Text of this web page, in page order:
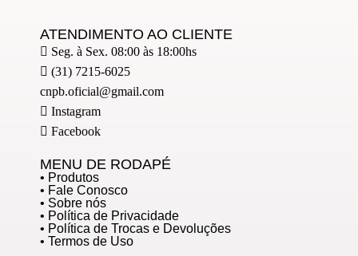
ATENDIMENTO AO CLIENTE
Seg. à Sex. 08:00 às 18:00hs
(31) 7215-6025
cnpb.oficial@gmail.com
Instagram
Facebook
MENU DE RODAPÉ
• Produtos
• Fale Conosco
• Sobre nós
• Política de Privacidade
• Política de Trocas e Devoluções
• Termos de Uso